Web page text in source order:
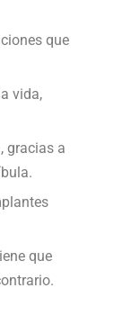
que
vida,
gracias a
que